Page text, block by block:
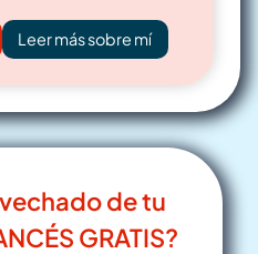
Leer más sobre mí
de tu
GRATIS?